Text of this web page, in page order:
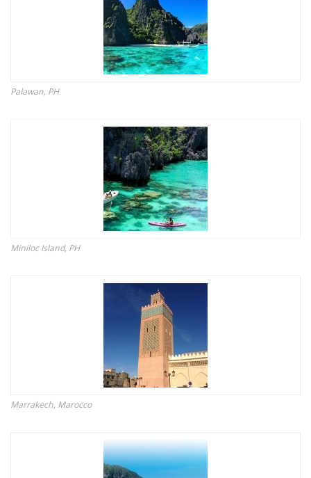
Palawan, PH
Miniloc Island, PH
Marrakech, Marocco